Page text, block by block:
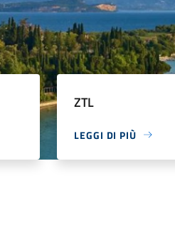
ZTL
LEGGI DI PIÙ